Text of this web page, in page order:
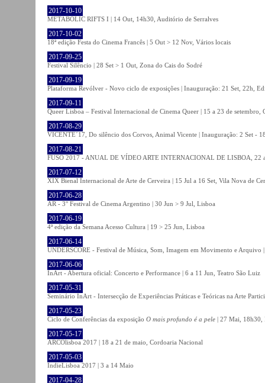
2017-10-10
METABOLIC RIFTS I | 14 Out, 14h30, Auditório de Serralves
2017-10-02
18ª edição Festa do Cinema Francês | 5 Out > 12 Nov, Vários locais
2017-09-25
Festival Silêncio | 28 Set > 1 Out, Zona do Cais do Sodré
2017-09-19
Plataforma Revólver - Novo ciclo de exposições | Inauguração: 21 Set, 22h,
2017-09-11
Queer Lisboa – Festival Internacional de Cinema Queer | 15 a 23 de setembro,
2017-08-29
VICENTE´17, Do silêncio dos Corvos, Animal Vicente | Inauguração: 2 Set -
2017-08-21
FUSO 2017 - ANUAL DE VÍDEO ARTE INTERNACIONAL DE LISBOA, 22
2017-07-12
XIX Bienal Internacional de Arte de Cerveira | 15 Jul a 16 Set, Vila Nova de
2017-06-28
AR - 3° Festival de Cinema Argentino | 30 Jun > 9 Jul, Lisboa
2017-06-19
4ª edição da Semana Acesso Cultura | 19 > 25 Jun, Lisboa
2017-06-14
UNDERSCORE - Festival de Música, Som, Imagem em Movimento e Arquivo
2017-06-06
InArt - Abertura oficial: Concerto e Performance | 6 a 11 Jun, Teatro São Luiz
2017-05-31
Seminário InArt - Intersecção de Experiências Práticas e Teóricas na Arte
2017-05-23
Ciclo de Conferências da exposição O mais profundo é a pele | 27 Mai, 18h30,
2017-05-17
ARCOlisboa 2017 | 18 a 21 de maio, Cordoaria Nacional
2017-05-03
IndieLisboa 2017 | 3 a 14 Maio
2017-04-28